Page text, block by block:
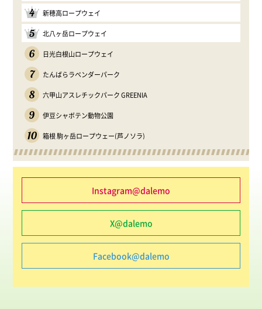
4 新穂高ロープウェイ
5 北八ヶ岳ロープウェイ
6 日光白根山ロープウェイ
7 たんばらラベンダーパーク
8 六甲山アスレチックパーク GREENIA
9 伊豆シャボテン動物公園
10 箱根 駒ヶ岳ロープウェー(芦ノソラ)
Instagram@dalemo
X@dalemo
Facebook@dalemo